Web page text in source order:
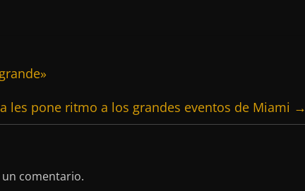
les pone ritmo a los grandes eventos de Miami →
comentario.